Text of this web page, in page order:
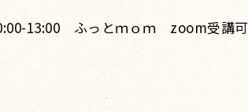
13:00 ふっとｍｏｍ zoom受講可